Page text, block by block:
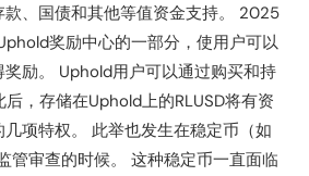
、国债和其他等值资金支持。 2025
奖励中心的一部分，使用户可以
励。 Uphold用户可以通过购买和持
后，存储在Uphold上的RLUSD将有资
项特权。 此举也发生在稳定币（如
管审查的时候。 这种稳定币一直面临